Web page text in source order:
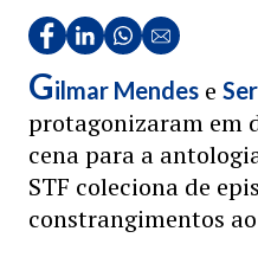
Gilmar Mendes e
protagonizaram em
cena para a
STF coleciona de
constrangimentos